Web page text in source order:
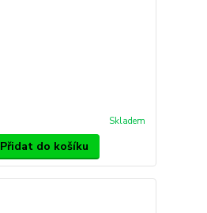
Skladem
Přidat do košíku